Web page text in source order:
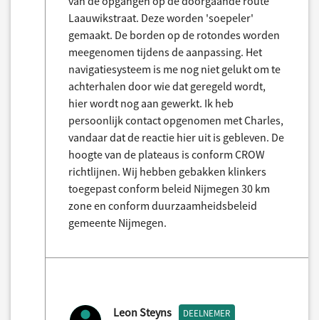
Laauwikstraat. Deze worden 'soepeler'
gemaakt. De borden op de rotondes worden
meegenomen tijdens de aanpassing. Het
navigatiesysteem is me nog niet gelukt om te
achterhalen door wie dat geregeld wordt,
hier wordt nog aan gewerkt. Ik heb
persoonlijk contact opgenomen met Charles,
vandaar dat de reactie hier uit is gebleven. De
hoogte van de plateaus is conform CROW
richtlijnen. Wij hebben gebakken klinkers
toegepast conform beleid Nijmegen 30 km
zone en conform duurzaamheidsbeleid
gemeente Nijmegen.
Leon Steyns DEELNEMER